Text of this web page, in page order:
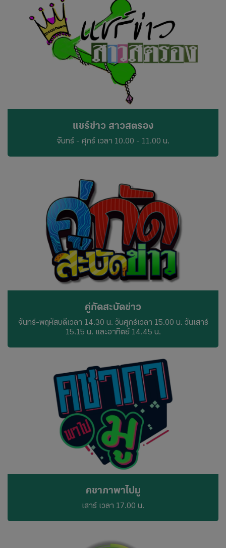
แชร์ข่าว สาวสตรอง
จันทร์ - ศุกร์ เวลา 10.00 - 11.00 น.
คู่กัดสะบัดข่าว
จันทร์-พฤหัสบดีเวลา 14.30 น. วันศุกร์เวลา 15.00 น. วันเสาร์
15.15 น. และอาทิตย์ 14.45 น.
คชาภาพาไปมู
เสาร์ เวลา 17.00 น.